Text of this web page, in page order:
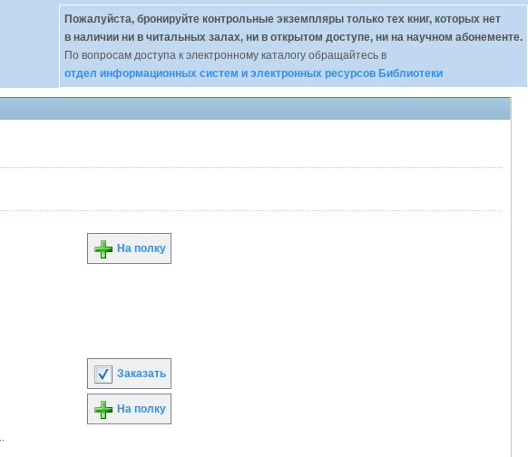
Пожалуйста, бронируйте контрольные экземпляры только тех книг, которых нет
в наличии ни в читальных залах, ни в открытом доступе, ни на научном абонементе.
По вопросам доступа к электронному каталогу обращайтесь в
отдел информационных систем и электронных ресурсов Библиотеки
На полку
Заказать
На полку